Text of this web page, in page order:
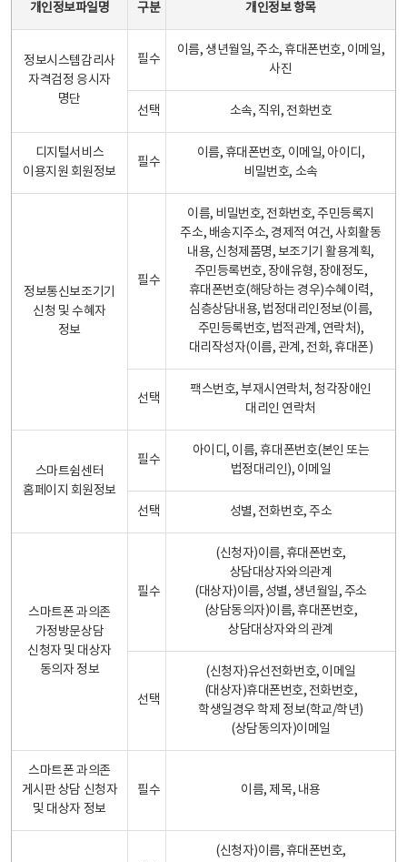
개인정보파일명 구분 개인정보 항목
정보시스템감리사
자격검정 응시자
명단
필수
이름, 생년월일, 주소, 휴대폰번호, 이메일,
사진
선택 소속, 직위, 전화번호
디지털서비스
이용지원 회원정보
필수
이름, 휴대폰번호, 이메일, 아이디,
비밀번호, 소속
정보통신보조기기
신청 및 수혜자
정보
필수
이름, 비밀번호, 전화번호, 주민등록지
주소, 배송지주소, 경제적 여건, 사회활동
내용, 신청제품명, 보조기기 활용계획,
주민등록번호, 장애유형, 장애정도,
휴대폰번호(해당하는 경우)수혜이력,
심층상담내용, 법정대리인정보(이름,
주민등록번호, 법적관계, 연락처),
대리작성자(이름, 관계, 전화, 휴대폰)
선택
팩스번호, 부재시연락처, 청각장애인
대리인 연락처
스마트쉼센터
홈페이지 회원정보
필수
아이디, 이름, 휴대폰번호(본인 또는
법정대리인), 이메일
선택 성별, 전화번호, 주소
스마트폰 과의존
가정방문상담
신청자 및 대상자
동의자 정보
필수
(신청자)이름, 휴대폰번호,
상담대상자와의관계
(대상자)이름, 성별, 생년월일, 주소
(상담동의자)이름, 휴대폰번호,
상담대상자와의 관계
선택
(신청자)유선전화번호, 이메일
(대상자)휴대폰번호, 전화번호,
학생일경우 학제 정보(학교/학년)
(상담동의자)이메일
스마트폰 과의존
게시판 상담 신청자
및 대상자 정보
필수 이름, 제목, 내용
(신청자)이름, 휴대폰번호,